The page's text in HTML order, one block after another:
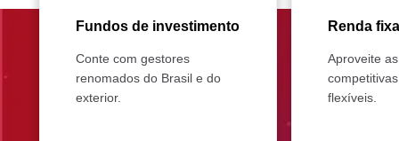
Fundos de investimento
Conte com gestores
renomados do Brasil e do
exterior.
Renda fixa
Aproveite
flexíveis.